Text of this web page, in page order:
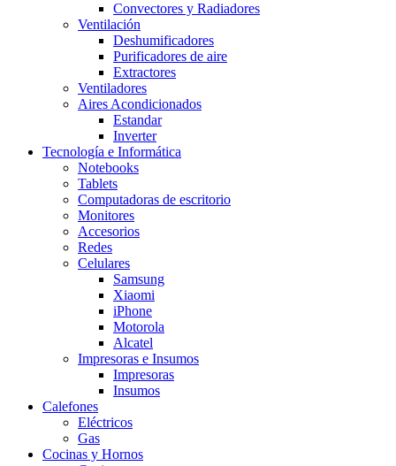
Convectores y Radiadores
Ventilación
Deshumificadores
Purificadores de aire
Extractores
Ventiladores
Aires Acondicionados
Estandar
Inverter
Tecnología e Informática
Notebooks
Tablets
Computadoras de escritorio
Monitores
Accesorios
Redes
Celulares
Samsung
Xiaomi
iPhone
Motorola
Alcatel
Impresoras e Insumos
Impresoras
Insumos
Calefones
Eléctricos
Gas
Cocinas y Hornos